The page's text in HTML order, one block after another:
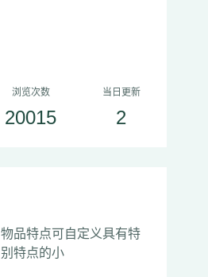
浏览次数
20015
当日更新
2
物品特点可自定义具有特
别特点的小